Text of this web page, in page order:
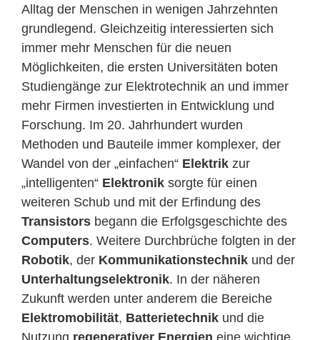
Alltag der Menschen in wenigen Jahrzehnten
grundlegend. Gleichzeitig interessierten sich
immer mehr Menschen für die neuen
Möglichkeiten, die ersten Universitäten boten
Studiengänge zur Elektrotechnik an und immer
mehr Firmen investierten in Entwicklung und
Forschung. Im 20. Jahrhundert wurden
Methoden und Bauteile immer komplexer, der
Wandel von der „einfachen“ Elektrik zur
„intelligenten“ Elektronik sorgte für einen
weiteren Schub und mit der Erfindung des
Transistors begann die Erfolgsgeschichte des
Computers. Weitere Durchbrüche folgten in der
Robotik, der Kommunikationstechnik und der
Unterhaltungselektronik. In der näheren
Zukunft werden unter anderem die Bereiche
Elektromobilität, Batterietechnik und die
Nutzung regenerativer Energien eine wichtige